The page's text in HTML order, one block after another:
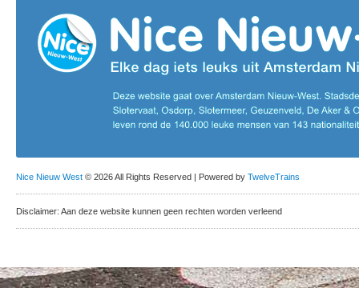
Nice Nieuw West © 2026 All Rights Reserved | Powered by TwelveTrains
Disclaimer: Aan deze website kunnen geen rechten worden verleend